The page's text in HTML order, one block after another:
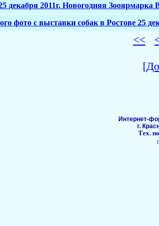
декабря 2011г. Новогодняя
фото с выставки собак в Ростове 25
<<
Интернет-
г.
Тех.